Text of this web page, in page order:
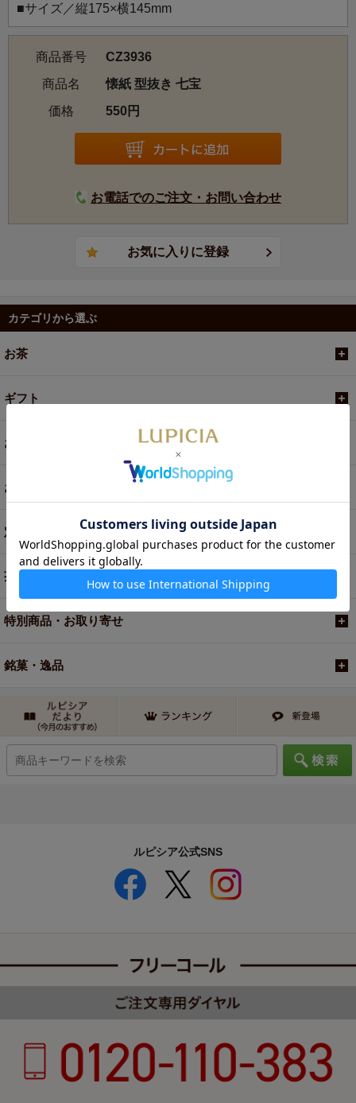
現代のライフスタイルでも便利に使っていただくことがで
きます。
・敷き紙として
・メモ用紙や一筆箋に
・心付けを渡す時に
■サイズ／縦175×横145mm
商品番号
CZ3936
商品名
懐紙 型抜き 七宝
価格
550円
お電話でのご注文・お問い合わせ
カテゴリから選ぶ
お茶
ギフト
お菓子・食品・飲料
お買い得商品
定期便
茶器・オリジナルグッズ
特別商品・お取り寄せ
銘菓・逸品
ルピシア公式SNS